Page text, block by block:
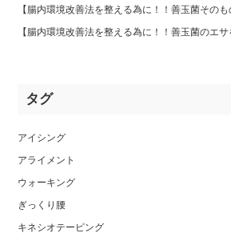
【腸内環境改善法を整える為に！！善玉菌そのも
【腸内環境改善法を整える為に！！善玉菌のエサ
タグ
アイシング
アライメント
ウォーキング
ぎっくり腰
キネシオテーピング